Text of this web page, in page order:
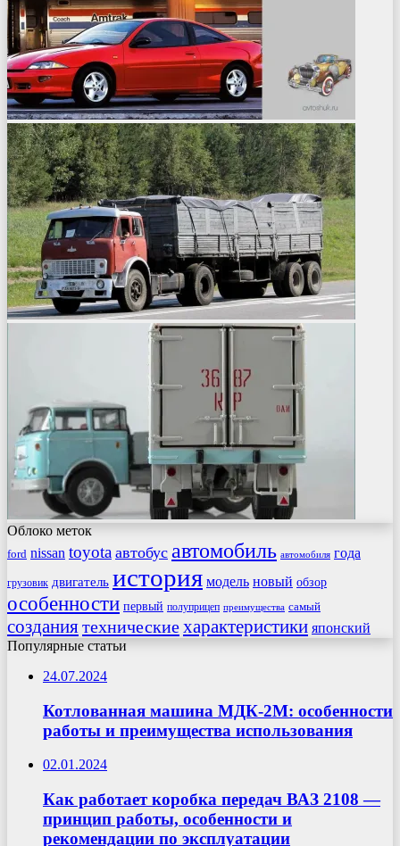
Облоко меток
ford nissan toyota автобус автомобиль автомобиля года
грузовик двигатель история модель новый обзор
особенности первый полуприцеп преимущества самый
созданиятехническиехарактеристики японский
Популярные статьи
24.07.2024
Котлованная машина МДК-2М: особенности
работы и преимущества использования
02.01.2024
Как работает коробка передач ВАЗ 2108 —
принцип работы, особенности и
рекомендации по эксплуатации